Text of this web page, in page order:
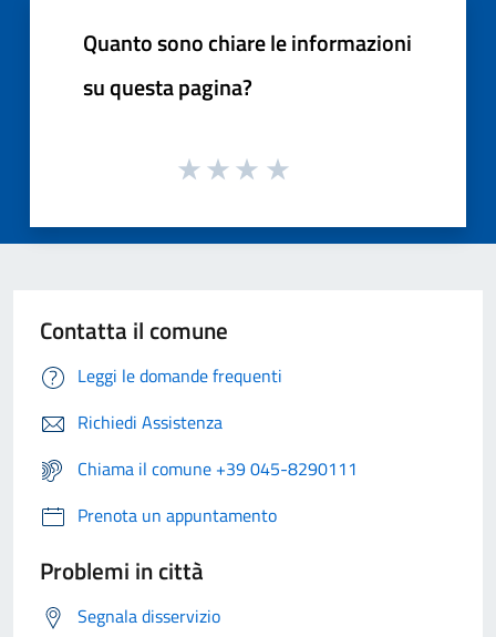
Quanto sono chiare le informazioni
su questa pagina?
Contatta il comune
Leggi le domande frequenti
Richiedi Assistenza
Chiama il comune +39 045-8290111
Prenota un appuntamento
Problemi in città
Segnala disservizio